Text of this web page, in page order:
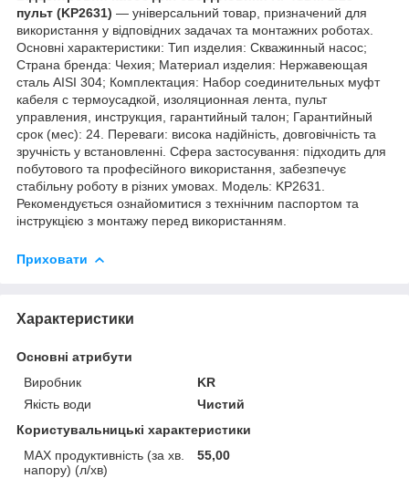
пульт (KP2631) — універсальний товар, призначений для
використання у відповідних задачах та монтажних роботах.
Основні характеристики: Тип изделия: Скважинный насос;
Страна бренда: Чехия; Материал изделия: Нержавеющая
сталь AISI 304; Комплектация: Набор соединительных муфт
кабеля с термоусадкой, изоляционная лента, пульт
управления, инструкция, гарантийный талон; Гарантийный
срок (мес): 24. Переваги: висока надійність, довговічність та
зручність у встановленні. Сфера застосування: підходить для
побутового та професійного використання, забезпечує
стабільну роботу в різних умовах. Модель: KP2631.
Рекомендується ознайомитися з технічним паспортом та
інструкцією з монтажу перед використанням.
Приховати
Характеристики
Основні атрибути
Виробник
KR
Якість води
Чистий
Користувальницькі характеристики
MAX продуктивність (за хв.
напору) (л/хв)
55,00